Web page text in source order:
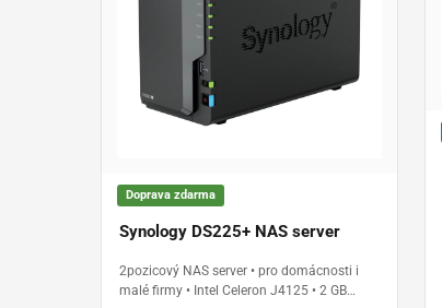
Doprava zdarma
Synology DS225+ NAS server
2pozicový NAS server • pro domácnosti i
malé firmy • Intel Celeron J4125 • 2 GB